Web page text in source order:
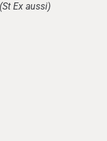
Ex aussi)